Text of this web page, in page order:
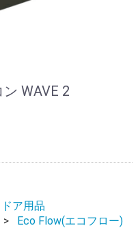
WAVE 2
ア用品
Eco Flow(エコフロー)